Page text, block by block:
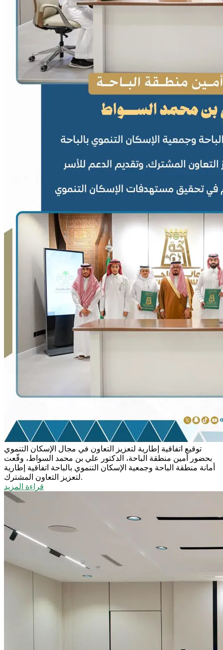
توقيع اتفاقية إطارية لتعزيز التعاون في مجال الإسكان التنموي
بحضور أمين منطقة الباحة، الدكتور علي بن محمد السواط، وقّعت
أمانة منطقة الباحة وجمعية الإسكان التنموي بالباحة اتفاقية إطارية
لتعزيز التعاون المشترك.
قراءة المزيد